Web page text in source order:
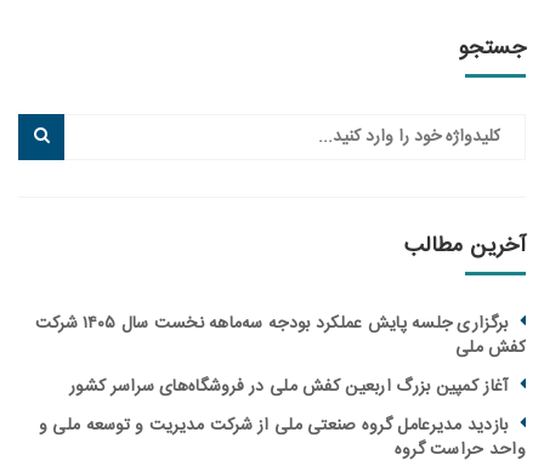
مطالب
برگزاری جلسه پایش عملکرد بودجه سه‌ماهه نخست سال ۱۴۰۵ شرکت
ملی
کمپین بزرگ اربعین کفش ملی در فروشگاه‌های سراسر کشور
مدیرعامل گروه صنعتی ملی از شرکت مدیریت و توسعه ملی و
حراست گروه